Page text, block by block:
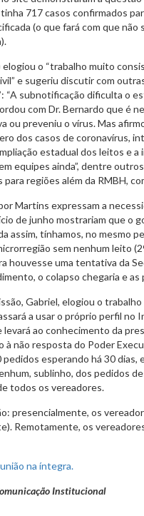
717 casos confirmados
(o que fará com que
elogiou o “trabalho muito
e sugeriu discutir com
“A subnotificação dificulta o
com Dr. Bernardo que é
ou preveniu o vírus. Mas
dos casos de coronavírus,
estadual dos leitos e a
equipes ainda”, dentre
regiões além da RMBH,
Martins expressam a
de junho mostrariam que o
assim, tínhamos, no mesmo
sem nenhum leito
houvesse uma tentativa da
o colapso chegaria e as
Gabriel, elogiou o
a usar o próprio perfil no
levará ao conhecimento da
à não resposta do Poder
pedidos esperando há 30 dias,
sublinho, dos pedidos
todos os vereadores.
presencialmente, os
Remotamente, os
na íntegra.
Institucional